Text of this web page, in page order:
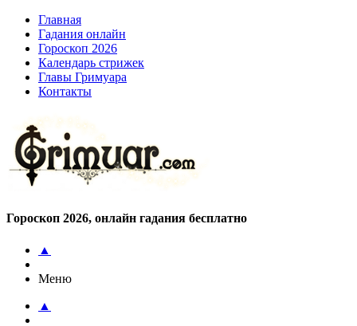
Главная
Гадания онлайн
Гороскоп 2026
Календарь стрижек
Главы Гримуара
Контакты
Гороскоп 2026, онлайн гадания бесплатно
▲
Меню
▲